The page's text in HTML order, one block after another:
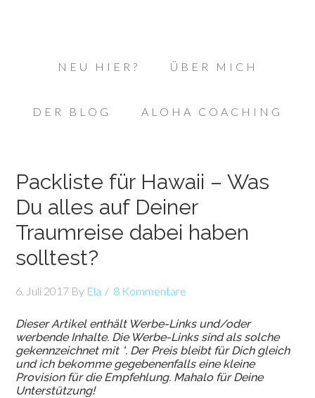
NEU HIER? ÜBER MICH
DER BLOG ALOHA COACHING
Packliste für Hawaii – Was
Du alles auf Deiner
Traumreise dabei haben
solltest?
6. Juli 2017 By Ela 8 Kommentare
Dieser Artikel enthält Werbe-Links und/oder
werbende Inhalte. Die Werbe-Links sind als solche
gekennzeichnet mit *. Der Preis bleibt für Dich gleich
und ich bekomme gegebenenfalls eine kleine
Provision für die Empfehlung. Mahalo für Deine
Unterstützung!